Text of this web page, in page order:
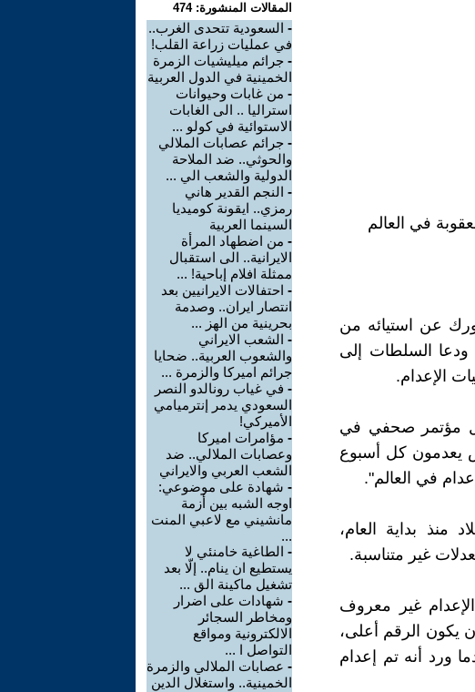
في العالم
عن استيائه من
ودعا السلطات إلى
الإعدام.
مؤتمر صحفي في
يعدمون كل أسبوع
في العالم".
منذ بداية العام،
غير متناسبة.
غير معروف
يكون الرقم أعلى،
ورد أنه تم إعدام
المقالات المنشورة: 474
- السعودية تتحدى الغرب..
في عمليات زراعة القلب!
- جرائم ميليشيات الزمرة
الخمينية في الدول العربية
- من غابات وحيوانات
استراليا .. الى الغابات
الاستوائية في كولو ...
- جرائم عصابات الملالي
والحوثي.. ضد الملاحة
الدولية والشعب الي ...
- النجم القدير هاني
رمزي.. ايقونة كوميديا
السينما العربية
- من اضطهاد المرأة
الايرانية.. الى استقبال
ممثلة افلام إباحية! ...
- احتفالات الايرانيين بعد
انتصار ايران.. وصدمة
بحرينية من الهز ...
- الشعب الايراني
والشعوب العربية.. ضحايا
جرائم اميركا والزمرة ...
- في غياب رونالدو النصر
السعودي يدمر إنترميامي
الأميركي!
- مؤامرات اميركا
وعصابات الملالي.. ضد
الشعب العربي والايراني
- شهادة على موضوعي:
اوجه الشبه بين أزمة
مانشيني مع لاعبي المنت
...
- الطاغية خامنئي لا
يستطيع ان ينام.. إلّا بعد
تشغيل ماكينة الق ...
- شهادات على اضرار
ومخاطر السجائر
الالكترونية ومواقع
التواصل ا ...
- عصابات الملالي والزمرة
الخمينية.. واستغلال الدين